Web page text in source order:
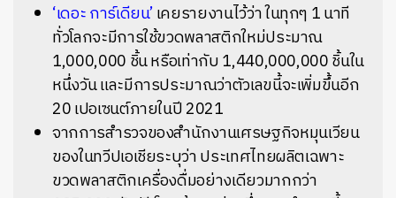
‘เดอะ การ์เดียน’เคยรายงานไว้ว่าในทุกๆ 1 นาที
ทั่วโลกจะมีการใช้ขวดพลาสติกใหม่ประมาณ
1,000,000 ชิ้น หรือเท่ากับ 1,440,000,000 ชิ้นใน
หนึ่งวัน และมีการประมาณว่าตัวเลขนี้จะเพิ่มขึ้นอีก
20 เปอเซนต์ภายในปี 2021
จากการสำรวจของสำนักงานเศรษฐกิจหมุนเวียน
ของในทวีปเอเชียระบุว่า ประเทศไทยผลิตเฉพาะ
ขวดพลาสติกเครื่องดื่มอย่างเดียวมากกว่า